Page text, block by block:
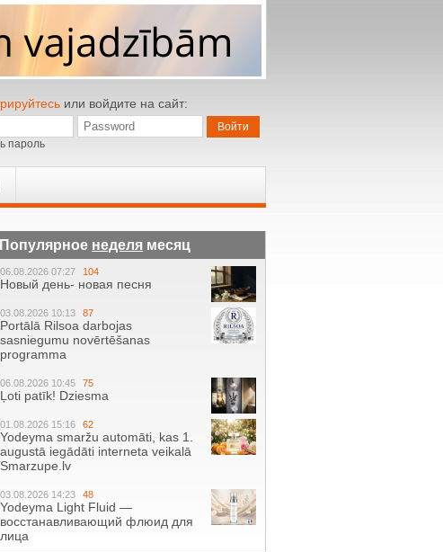
или войдите на сайт:
пароль
Популярное неделя месяц
06.08.2026 07:27 104
Новый день- новая песня
03.08.2026 10:13 87
Portālā Rilsoa darbojas
sasniegumu novērtēšanas
programma
06.08.2026 10:45 75
Ļoti patīk! Dziesma
01.08.2026 15:16 62
Yodeyma smaržu automāti, kas 1.
augustā iegādāti interneta veikalā
Smarzupe.lv
03.08.2026 14:23 48
Yodeyma Light Fluid —
восстанавливающий флюид для
лица